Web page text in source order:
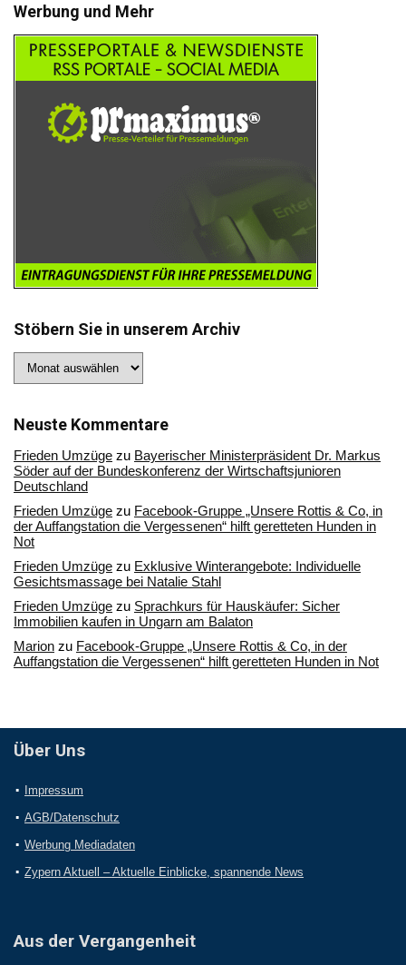
Werbung und Mehr
Stöbern Sie in unserem Archiv
Sie
Archiv
Neuste Kommentare
Frieden Umzüge zu Bayerischer Ministerpräsident Dr. Markus
Söder auf der Bundeskonferenz der Wirtschaftsjunioren
Deutschland
Frieden Umzüge zu Facebook-Gruppe „Unsere Rottis & Co, in
der Auffangstation die Vergessenen“ hilft geretteten Hunden in
Not
Frieden Umzüge zu Exklusive Winterangebote: Individuelle
Gesichtsmassage bei Natalie Stahl
Frieden Umzüge zu Sprachkurs für Hauskäufer: Sicher
Immobilien kaufen in Ungarn am Balaton
Marion zu Facebook-Gruppe „Unsere Rottis & Co, in der
Auffangstation die Vergessenen“ hilft geretteten Hunden in Not
Über Uns
Impressum
AGB/Datenschutz
Werbung Mediadaten
Zypern Aktuell – Aktuelle Einblicke, spannende News
Aus der Vergangenheit